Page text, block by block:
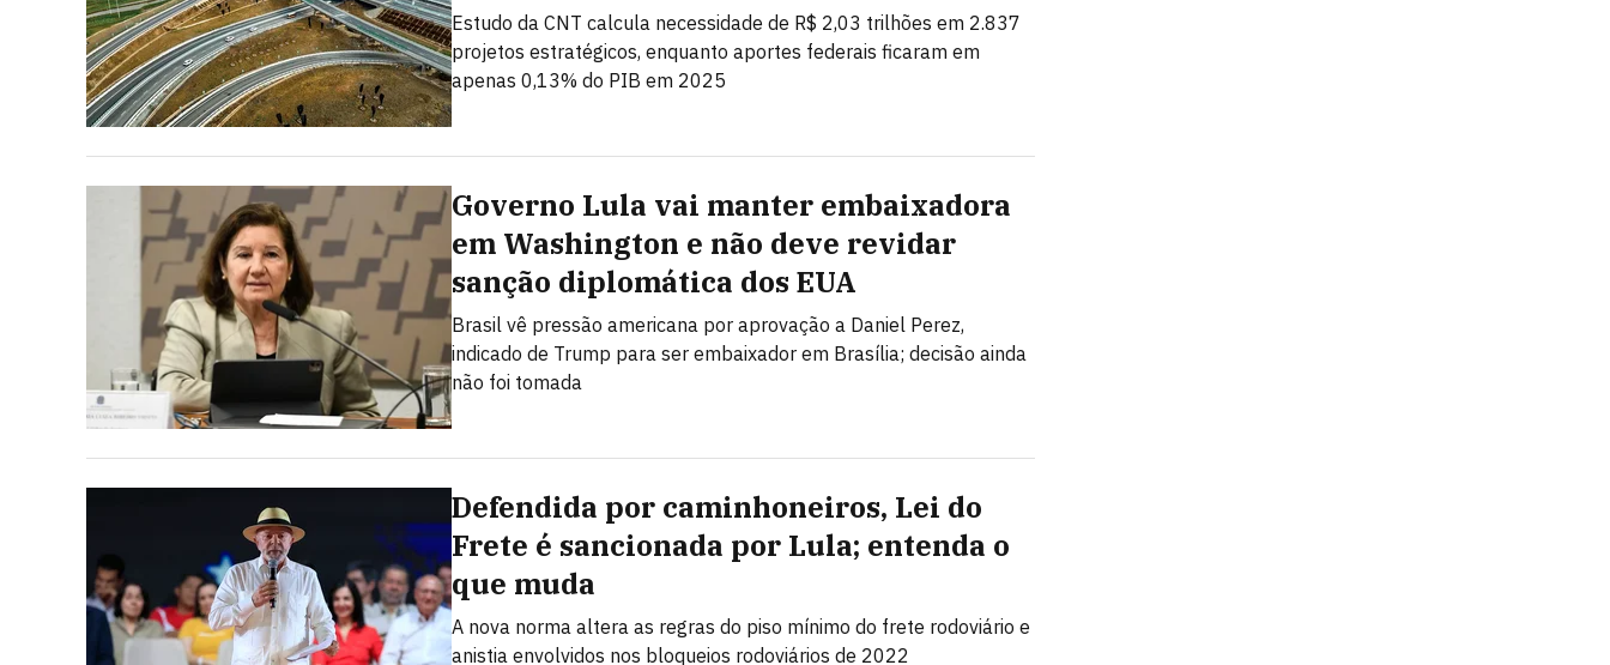
Estudo da CNT calcula necessidade de R$ 2,03 trilhões em 2.837
projetos estratégicos, enquanto aportes federais ficaram em
apenas 0,13% do PIB em 2025
Governo Lula vai manter embaixadora
em Washington e não deve revidar
sanção diplomática dos EUA
Brasil vê pressão americana por aprovação a Daniel Perez,
indicado de Trump para ser embaixador em Brasília; decisão ainda
não foi tomada
Defendida por caminhoneiros, Lei do
Frete é sancionada por Lula; entenda o
que muda
A nova norma altera as regras do piso mínimo do frete rodoviário e
anistia envolvidos nos bloqueios rodoviários de 2022